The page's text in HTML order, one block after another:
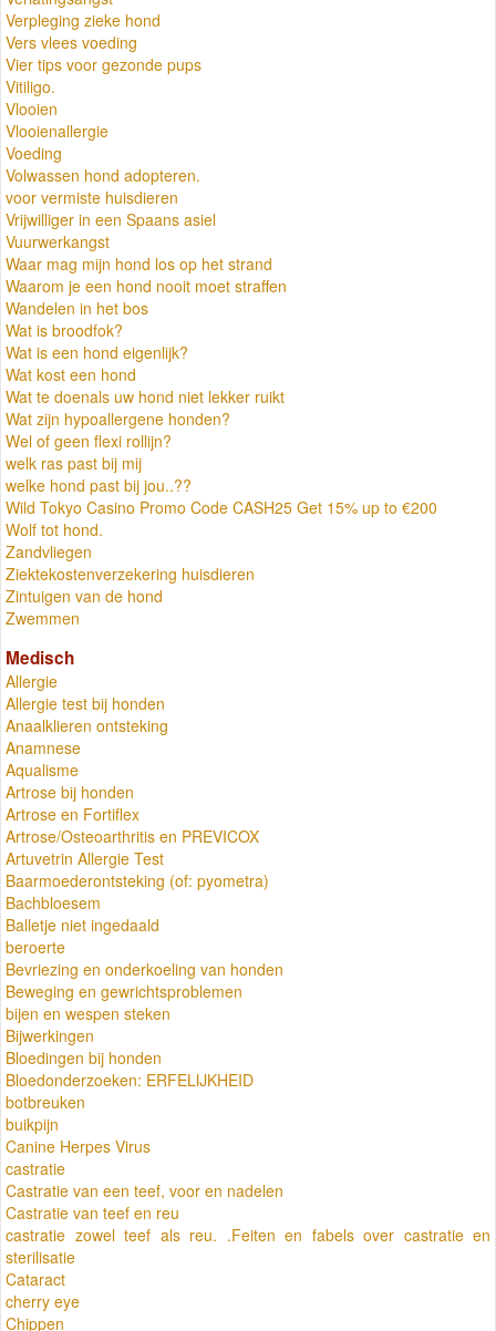
Verpleging zieke hond
Vers vlees voeding
Vier tips voor gezonde pups
Vitiligo.
Vlooien
Vlooienallergie
Voeding
Volwassen hond adopteren.
voor vermiste huisdieren
Vrijwilliger in een Spaans asiel
Vuurwerkangst
Waar mag mijn hond los op het strand
Waarom je een hond nooit moet straffen
Wandelen in het bos
Wat is broodfok?
Wat is een hond eigenlijk?
Wat kost een hond
Wat te doenals uw hond niet lekker ruikt
Wat zijn hypoallergene honden?
Wel of geen flexi rollijn?
welk ras past bij mij
welke hond past bij jou..??
Wild Tokyo Casino Promo Code CASH25 Get 15% up to €200
Wolf tot hond.
Zandvliegen
Ziektekostenverzekering huisdieren
Zintuigen van de hond
Zwemmen
Medisch
Allergie
Allergie test bij honden
Anaalklieren ontsteking
Anamnese
Aqualisme
Artrose bij honden
Artrose en Fortiflex
Artrose/Osteoarthritis en PREVICOX
Artuvetrin Allergie Test
Baarmoederontsteking (of: pyometra)
Bachbloesem
Balletje niet ingedaald
beroerte
Bevriezing en onderkoeling van honden
Beweging en gewrichtsproblemen
bijen en wespen steken
Bijwerkingen
Bloedingen bij honden
Bloedonderzoeken: ERFELIJKHEID
botbreuken
buikpijn
Canine Herpes Virus
castratie
Castratie van een teef, voor en nadelen
Castratie van teef en reu
castratie zowel teef als reu. .Feiten en fabels over castratie en
sterilisatie
Cataract
cherry eye
Chippen